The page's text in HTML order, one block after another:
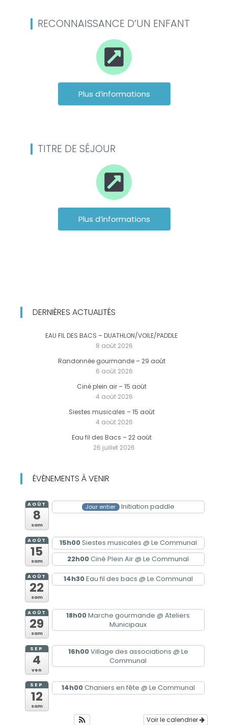
RECONNAISSANCE D’UN ENFANT
Plus d’informations
TITRE DE SÉJOUR
Plus d’informations
DERNIÈRES ACTUALITÉS
EAU FIL DES BACS – DUATHLON/VOILE/PADDLE
8 août 2026
Randonnée gourmande – 29 août
6 août 2026
Ciné plein air – 15 août
4 août 2026
Siestes musicales – 15 août
4 août 2026
Eau fil des Bacs – 22 août
26 juillet 2026
ÉVÈNEMENTS À VENIR
AOÛT
8
sam
Jour entier Initiation paddle
AOÛT
15
sam
15h00Siestes musicales @ Le Communal
22h00Ciné Plein Air @ Le Communal
AOÛT
22
sam
14h30Eau fil des bacs @ Le Communal
AOÛT
29
sam
18h00Marche gourmande @ Ateliers
Municipaux
SEP
4
ven
16h00Village des associations @ Le
Communal
SEP
12
sam
14h00Chaniers en fête @ Le Communal
Voir le calendrier